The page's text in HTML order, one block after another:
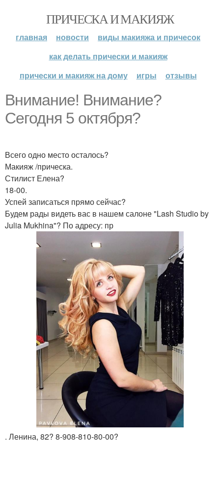
ПРИЧЕСКА И МАКИЯЖ
главная новости
виды макияжа и причесок
как делать прически и макияж
прически и макияж на дому
игры отзывы
Внимание! Внимание?
Сегодня 5 октября?
Всего одно место осталось?
Макияж /прическа.
Стилист Елена?
18-00.
Успей записаться прямо сейчас?
Будем рады видеть вас в нашем салоне "Lash Studio by
Julia Mukhina"? По адресу: пр
. Ленина, 82? 8-908-810-80-00?